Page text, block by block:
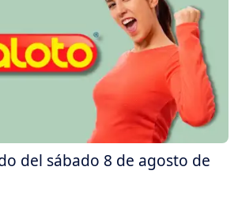
del sábado 8 de agosto de